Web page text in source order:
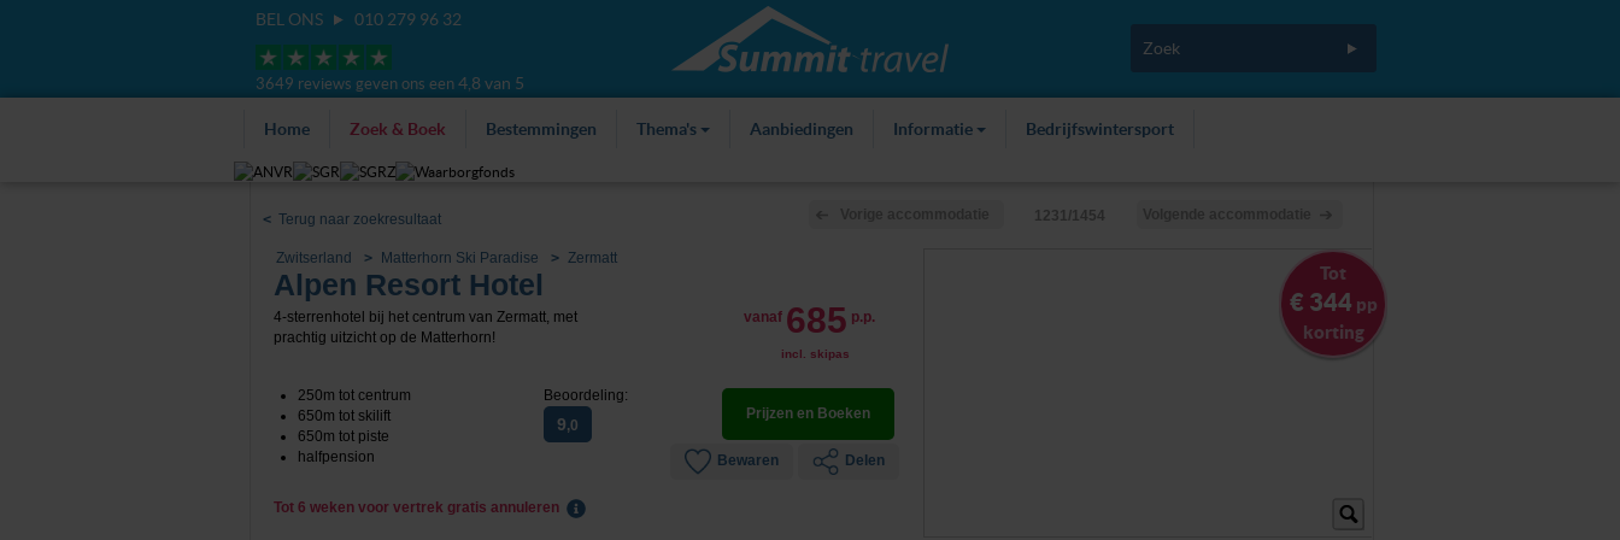
BEL ONS 010 279 96 32
3649 reviews geven ons een 4,8 van 5
Home Zoek & Boek Bestemmingen Thema's Aanbiedingen Informatie Bedrijfswintersport
<Terug naar zoekresultaat 1231/1454
Zwitserland Matterhorn Ski Paradise Zermatt
Alpen Resort Hotel
4-sterrenhotel bij het centrum van Zermatt, met
prachtig uitzicht op de Matterhorn!
vanaf 685 p.p.
incl. skipas
250m tot centrum
650m tot skilift
650m tot piste
halfpension
Prijzen en Boeken
Bewaren Delen
Beoordeling:
9,0
Tot 6 weken voor vertrek gratis annuleren
Tot
€ 344 pp
korting